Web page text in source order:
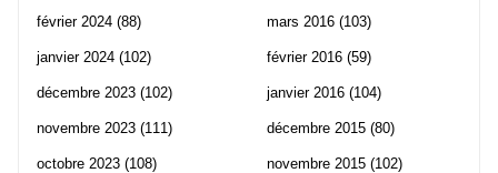
février 2024 (88)
janvier 2024 (102)
décembre 2023 (102)
novembre 2023 (111)
octobre 2023 (108)
mars 2016 (103)
février 2016 (59)
janvier 2016 (104)
décembre 2015 (80)
novembre 2015 (102)